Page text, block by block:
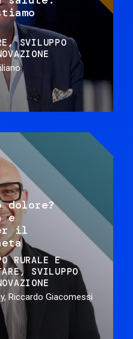
SVILUPPO
dolore?
e
il
RURALE E
SVILUPPO
Riccardo Giacomessi